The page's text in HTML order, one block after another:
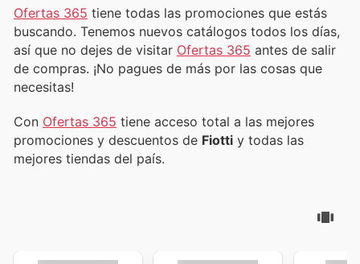
Ofertas 365 tiene todas las promociones que estás
buscando. Tenemos nuevos catálogos todos los días,
así que no dejes de visitar Ofertas 365 antes de salir
de compras. ¡No pagues de más por las cosas que
necesitas!
Con Ofertas 365 tiene acceso total a las mejores
promociones y descuentos de Fiotti y todas las
mejores tiendas del país.